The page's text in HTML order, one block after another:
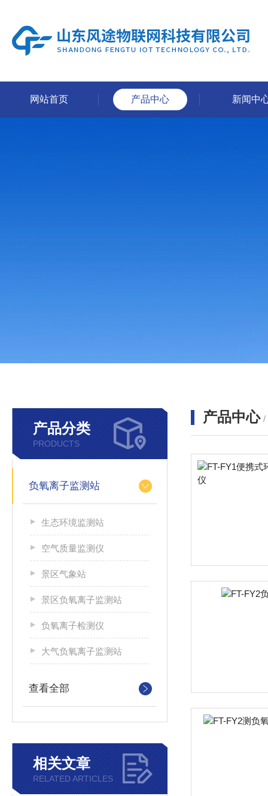
网站首页 产品中心 新闻中
产品分类
PRODUCTS
负氧离子监测站
生态环境监测站
空气质量监测仪
景区气象站
景区负氧离子监测站
负氧离子检测仪
大气负氧离子监测站
查看全部
相关文章
RELATED ARTICLES
产品中心 /